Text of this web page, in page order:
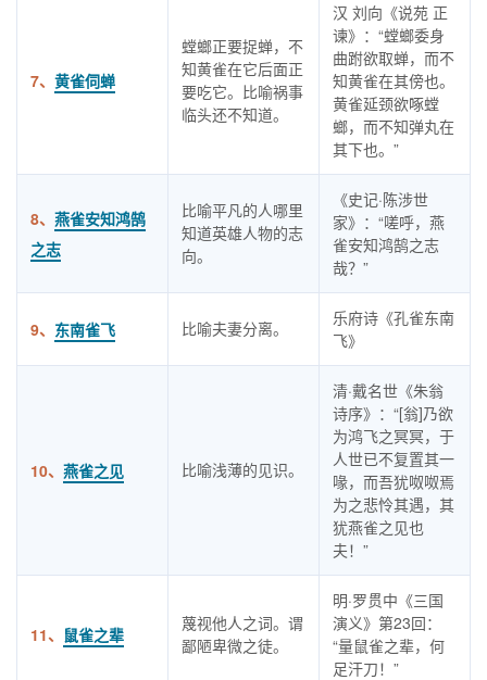
7、 黄雀伺蝉
螳螂正要捉蝉，不
知黄雀在它后面正
要吃它。比喻祸事
临头还不知道。
汉 刘向《说苑 正
谏》：“螳螂委身
曲跗欲取蝉，而不
知黄雀在其傍也。
黄雀延颈欲啄螳
螂，而不知弹丸在
其下也。”
8、 燕雀安知鸿鹄
之志
比喻平凡的人哪里
知道英雄人物的志
向。
《史记·陈涉世
家》：“嗟呼，燕
雀安知鸿鹄之志
哉？”
9、 东南雀飞 比喻夫妻分离。
乐府诗《孔雀东南
飞》
10、 燕雀之见 比喻浅薄的见识。
清·戴名世《朱翁
诗序》：“[翁]乃欲
为鸿飞之冥冥，于
人世已不复置其一
喙，而吾犹呶呶焉
为之悲怜其遇，其
犹燕雀之见也
夫！”
11、 鼠雀之辈
蔑视他人之词。谓
鄙陋卑微之徒。
明·罗贯中《三国
演义》第23回：
“量鼠雀之辈，何
足汗刀！”